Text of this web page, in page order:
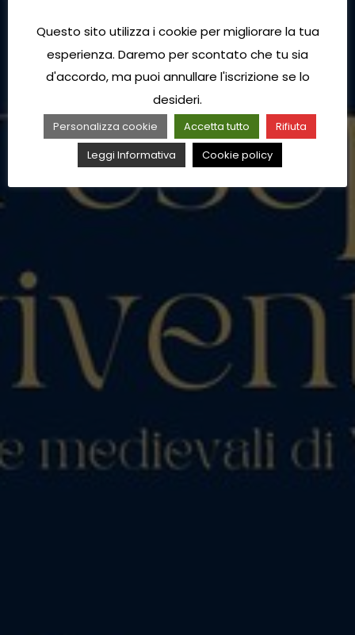
Questo sito utilizza i cookie per migliorare la tua
esperienza. Daremo per scontato che tu sia
d'accordo, ma puoi annullare l'iscrizione se lo
desideri.
Personalizza cookie Accetta tutto
Rifiuta
Leggi Informativa
Cookie policy